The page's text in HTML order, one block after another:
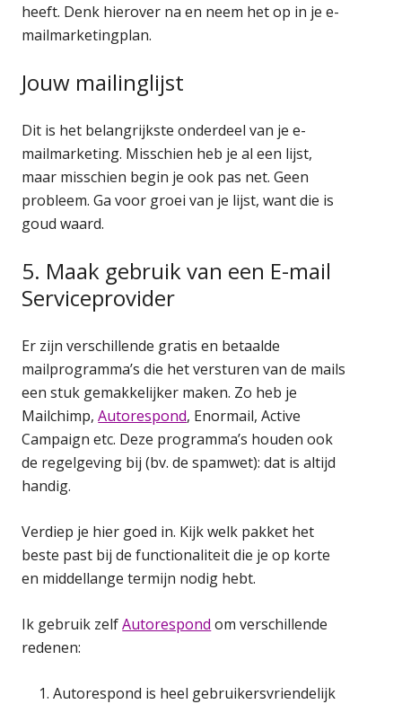
heeft. Denk hierover na en neem het op in je e-
mailmarketingplan.
Jouw mailinglijst
Dit is het belangrijkste onderdeel van je e-
mailmarketing. Misschien heb je al een lijst,
maar misschien begin je ook pas net. Geen
probleem. Ga voor groei van je lijst, want die is
goud waard.
5. Maak gebruik van een E-mail
Serviceprovider
Er zijn verschillende gratis en betaalde
mailprogramma’s die het versturen van de mails
een stuk gemakkelijker maken. Zo heb je
Mailchimp,Autorespond, Enormail, Active
Campaign etc. Deze programma’s houden ook
de regelgeving bij (bv. de spamwet): dat is altijd
handig.
Verdiep je hier goed in. Kijk welk pakket het
beste past bij de functionaliteit die je op korte
en middellange termijn nodig hebt.
Ik gebruik zelfAutorespond om verschillende
redenen:
Autorespond is heel gebruikersvriendelijk